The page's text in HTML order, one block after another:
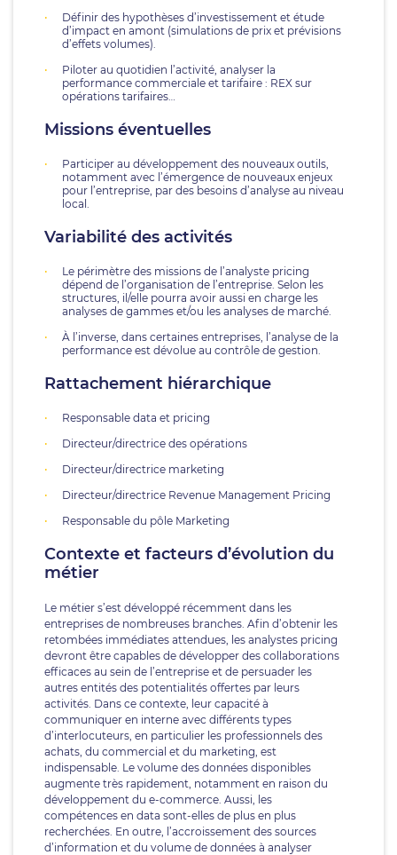
Définir des hypothèses d’investissement et étude
d’impact en amont (simulations de prix et prévisions
d’effets volumes).
Piloter au quotidien l’activité, analyser la
performance commerciale et tarifaire : REX sur
opérations tarifaires…
Missions éventuelles
Participer au développement des nouveaux outils,
notamment avec l’émergence de nouveaux enjeux
pour l’entreprise, par des besoins d’analyse au niveau
local.
Variabilité des activités
Le périmètre des missions de l’analyste pricing
dépend de l’organisation de l’entreprise. Selon les
structures, il/elle pourra avoir aussi en charge les
analyses de gammes et/ou les analyses de marché.
À l’inverse, dans certaines entreprises, l’analyse de la
performance est dévolue au contrôle de gestion.
Rattachement hiérarchique
Responsable data et pricing
Directeur/directrice des opérations
Directeur/directrice marketing
Directeur/directrice Revenue Management Pricing
Responsable du pôle Marketing
Contexte et facteurs d’évolution du
métier
Le métier s’est développé récemment dans les
entreprises de nombreuses branches. Afin d’obtenir les
retombées immédiates attendues, les analystes pricing
devront être capables de développer des collaborations
efficaces au sein de l’entreprise et de persuader les
autres entités des potentialités offertes par leurs
activités. Dans ce contexte, leur capacité à
communiquer en interne avec différents types
d’interlocuteurs, en particulier les professionnels des
achats, du commercial et du marketing, est
indispensable. Le volume des données disponibles
augmente très rapidement, notamment en raison du
développement du e-commerce. Aussi, les
compétences en data sont-elles de plus en plus
recherchées. En outre, l’accroissement des sources
d’information et du volume de données à analyser